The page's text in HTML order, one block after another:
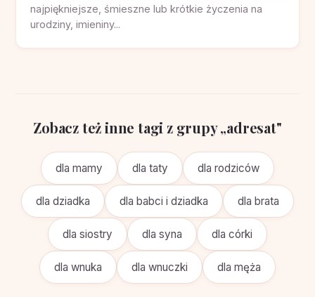
najpiękniejsze, śmieszne lub krótkie życzenia na
urodziny, imieniny...
Zobacz też inne tagi z grupy „adresat"
dla mamy dla taty dla rodziców
dla dziadka dla babci i dziadka dla brata
dla siostry dla syna dla córki
dla wnuka dla wnuczki dla męża